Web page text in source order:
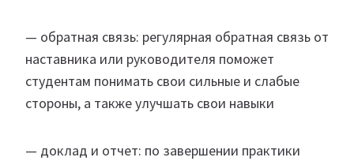
— обратная связь: регулярная обратная связь от
наставника или руководителя поможет
студентам понимать свои сильные и слабые
стороны, а также улучшать свои навыки
— доклад и отчет: по завершении практики